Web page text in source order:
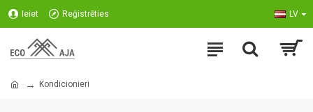
Ieiet Reģistrēties LV
Kondicionieri